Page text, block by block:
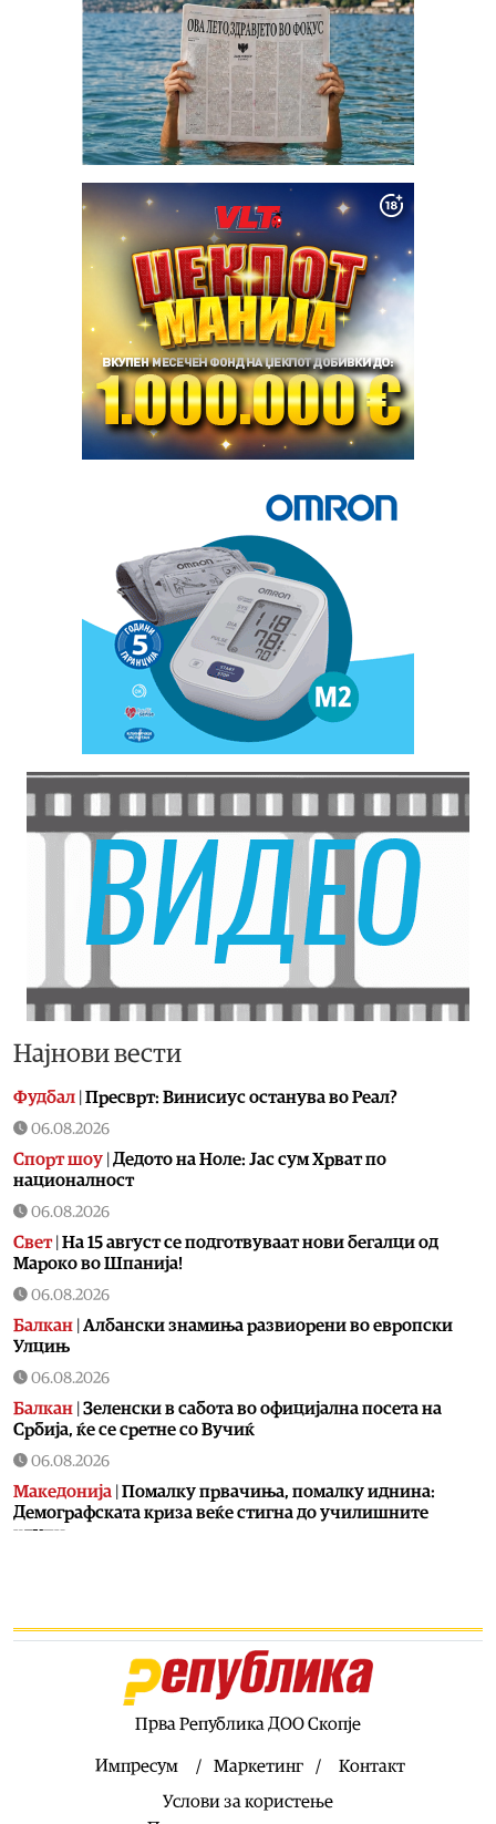
Најнови вести
Фудбал Пресврт: Винисиус останува во Реал?
06.08.2026
Спорт шоу Дедото на Ноле: Јас сум Хрват по
националност
06.08.2026
Свет| На 15 август се подготвуваат нови бегалци од
Мароко во Шпанија!
06.08.2026
Балкан Албански знамиња развиорени во европски
Улцињ
06.08.2026
Балкан Зеленски в сабота во официјална посета на
Србија, ќе се сретне со Вучиќ
06.08.2026
Македонија Помалку првачиња, помалку иднина:
Демографската криза веќе стигна до училишните
клупи
со невроинвазивна форма
Вкупно 18 пожари на отворено денеска до 18
часот, два се активни
шанси да преживеам, денес живеам со полна брзина
Прва Република ДОО Скопје
Импресум Маркетинг
Контакт
Услови за користење